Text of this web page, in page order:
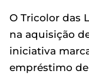
O Tricolor das
na aquisição
iniciativa
empréstimo